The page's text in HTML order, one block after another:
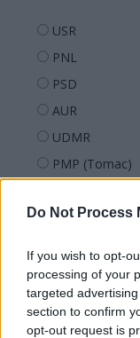
Do Not Process
If you wish to opt-
processing of your
targeted
section to confirm
opt-out request is
USR
PNL
PSD
AUR
UDMR
PMP (Tomac)
PNȚMM
SENS
SOS (Șoșoacă)
POT (Gavrilă)